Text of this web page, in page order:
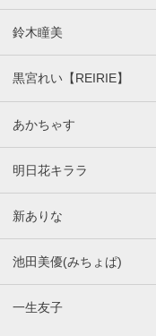
鈴木瞳美
黒宮れい【REIRIE】
あかちゃす
明日花キララ
新ありな
池田美優(みちょぱ)
一生友子